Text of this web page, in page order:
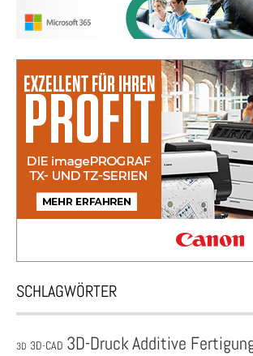
SCHLAGWÖRTER
3D 3D-CAD 3D-DruckAdditive